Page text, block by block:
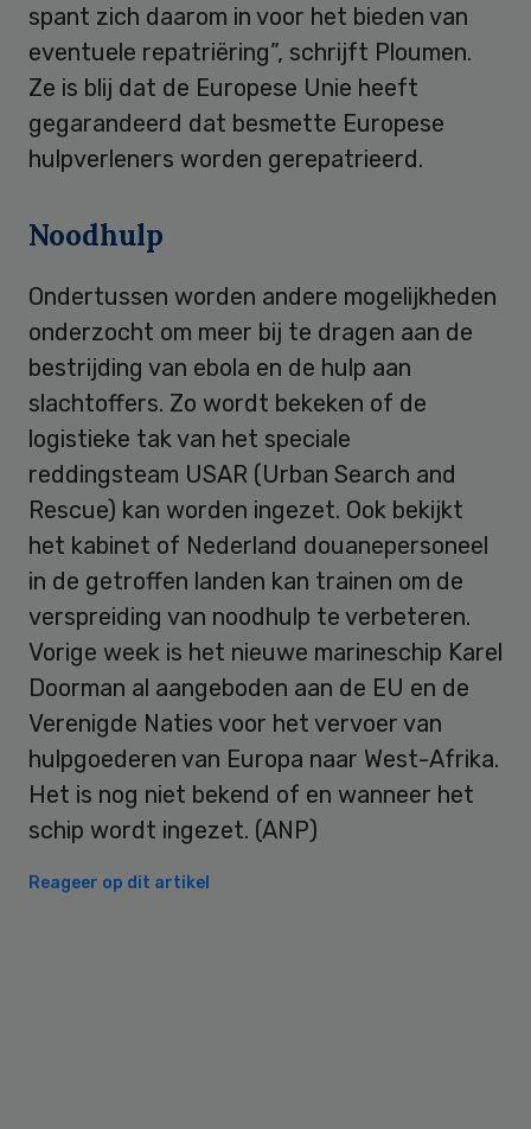
spant zich daarom in voor het bieden van
eventuele repatriëring”, schrijft Ploumen.
Ze is blij dat de Europese Unie heeft
gegarandeerd dat besmette Europese
hulpverleners worden gerepatrieerd.
Noodhulp
Ondertussen worden andere mogelijkheden
onderzocht om meer bij te dragen aan de
bestrijding van ebola en de hulp aan
slachtoffers. Zo wordt bekeken of de
logistieke tak van het speciale
reddingsteam USAR (Urban Search and
Rescue) kan worden ingezet. Ook bekijkt
het kabinet of Nederland douanepersoneel
in de getroffen landen kan trainen om de
verspreiding van noodhulp te verbeteren.
Vorige week is het nieuwe marineschip Karel
Doorman al aangeboden aan de EU en de
Verenigde Naties voor het vervoer van
hulpgoederen van Europa naar West-Afrika.
Het is nog niet bekend of en wanneer het
schip wordt ingezet. (ANP)
Reageer op dit artikel